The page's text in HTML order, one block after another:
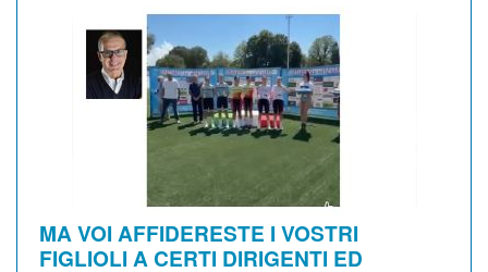
MA VOI AFFIDERESTE I VOSTRI
FIGLIOLI A CERTI DIRIGENTI ED